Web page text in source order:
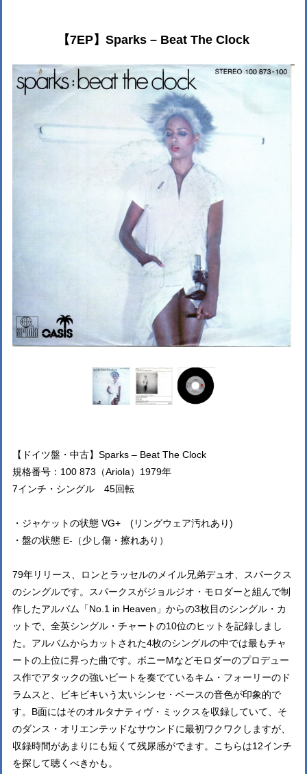
【7EP】Sparks – Beat The Clock
【ドイツ盤・中古】Sparks – Beat The Clock
規格番号：100 873（Ariola）1979年
7インチ・シングル 45回転
・ジャケットの状態 VG+ (リングウェア汚れあり)
・盤の状態 E-（少し傷・擦れあり）
79年リリース、ロンとラッセルのメイル兄弟デュオ、スパークス
のシングルです。スパークスがジョルジオ・モロダーと組んで制
作したアルバム「No.1 in Heaven」からの3枚目のシングル・カ
ットで、全英シングル・チャートの10位のヒットを記録しまし
た。アルバムからカットされた4枚のシングルの中では最もチャ
ートの上位に昇った曲です。ボニーMなどモロダーのプロデュー
ス作でアタックの強いビートを奏でているキム・フォーリーのド
ラムスと、ビキビキいう太いシンセ・ベースの音色が印象的で
す。B面にはそのオルタナティヴ・ミックスを収録していて、そ
のダンス・オリエンテッドなサウンドに最初ワクワクしますが、
収録時間があまりにも短くて残尿感がでます。こちらは12インチ
を探して聴くべきかも。